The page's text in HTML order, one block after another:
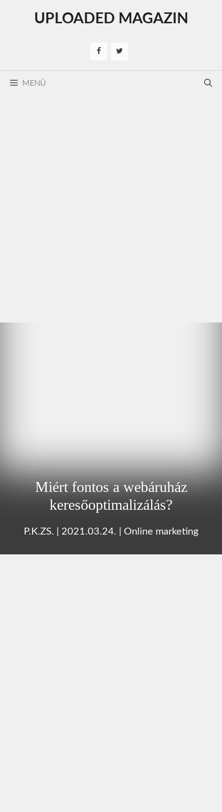
UPLOADED MAGAZIN
MENÜ
Miért fontos a webáruház
keresőoptimalizálás?
P.K.ZS. 2021.03.24. Online marketing